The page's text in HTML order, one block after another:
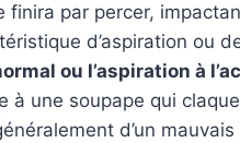
finira par percer,
d’aspiration ou
ou l’aspiration à
à une soupape qui
d’un